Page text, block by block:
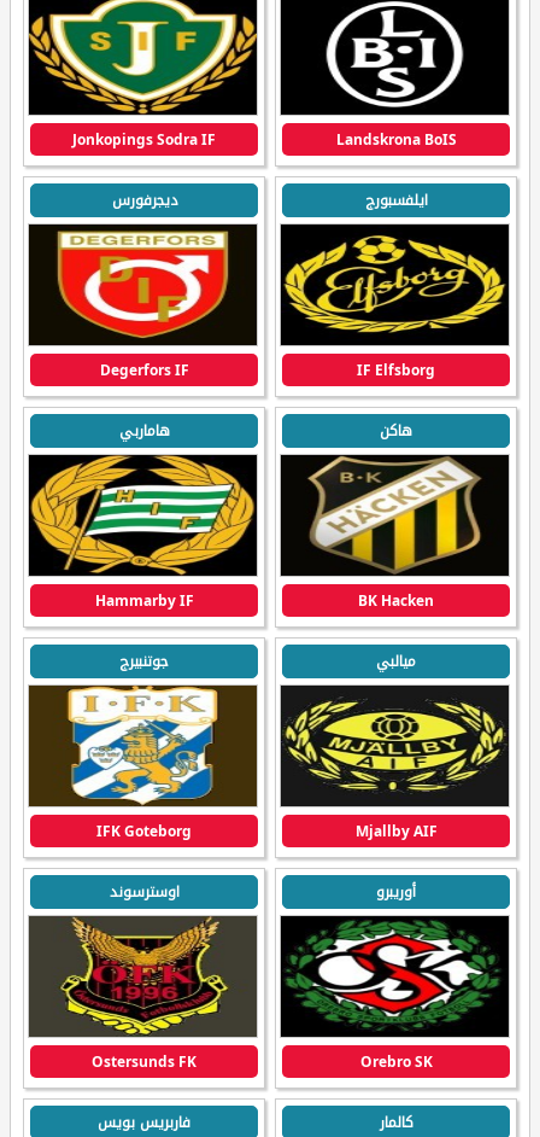
Landskrona BoIS
Jonkopings Sodra IF
ايلفسبورج
IF Elfsborg
ديجرفورس
Degerfors IF
هاكن
BK Hacken
هاماربي
Hammarby IF
ميالبي
Mjallby AIF
جوتنبيرج
IFK Goteborg
أوريبرو
Orebro SK
اوسترسوند
Ostersunds FK
كالمار فاربريس بويس